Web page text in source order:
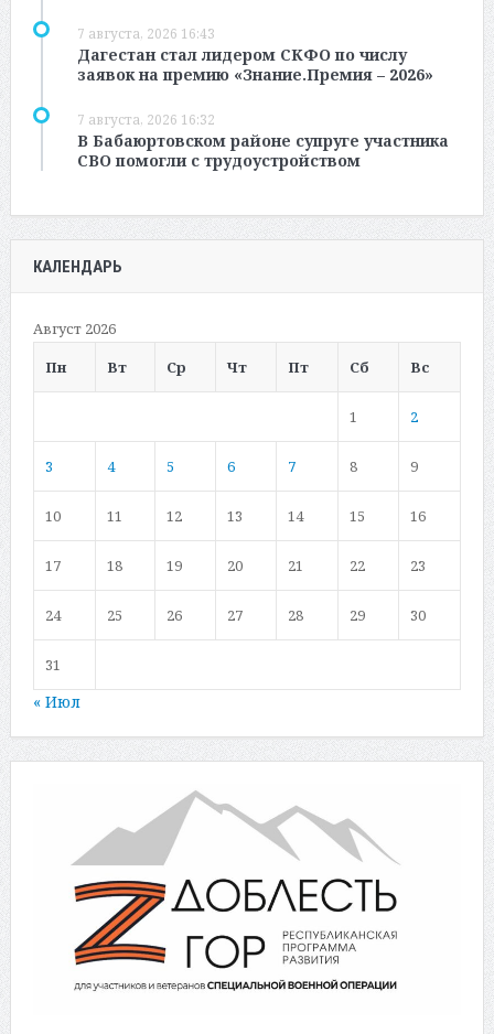
7 августа, 2026 16:43
Дагестан стал лидером СКФО по числу
заявок на премию «Знание.Премия – 2026»
7 августа, 2026 16:32
В Бабаюртовском районе супруге участника
СВО помогли с трудоустройством
КАЛЕНДАРЬ
Август 2026
Пн
Вт Ср Чт Пт Сб Вс
1 2
3 4 5 6 7 8 9
10 11 12 13 14 15 16
17 18 19 20 21 22 23
24 25 26 27 28 29 30
31
« Июл